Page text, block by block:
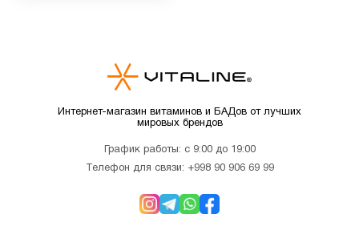
7
1
Интернет-магазин витаминов и БАДов от лучших
мировых брендов
График работы: с 9:00 до 19:00
Телефон для связи: +998 90 906 69 99